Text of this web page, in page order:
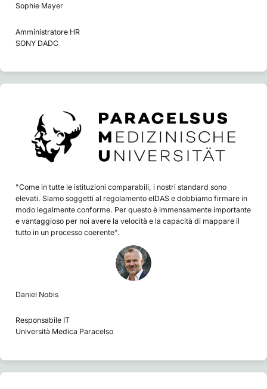
Sophie Mayer
Amministratore HR
SONY DADC
"Come in tutte le istituzioni comparabili, i nostri standard sono
elevati. Siamo soggetti al regolamento eIDAS e dobbiamo firmare in
modo legalmente conforme. Per questo è immensamente importante
e vantaggioso per noi avere la velocità e la capacità di mappare il
tutto in un processo coerente".
Daniel Nobis
Responsabile IT
Università Medica Paracelso